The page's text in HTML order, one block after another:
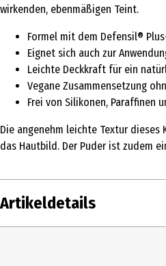
wirkenden, ebenmäßigen Teint.
Formel mit dem Defensil®
Eignet sich auch zur
Leichte Deckkraft für ein
Vegane Zusammensetzung
Frei von Silikonen, Paraffinen
Die angenehm leichte Textur
das Hautbild. Der Puder ist zudem
Artikeldetails